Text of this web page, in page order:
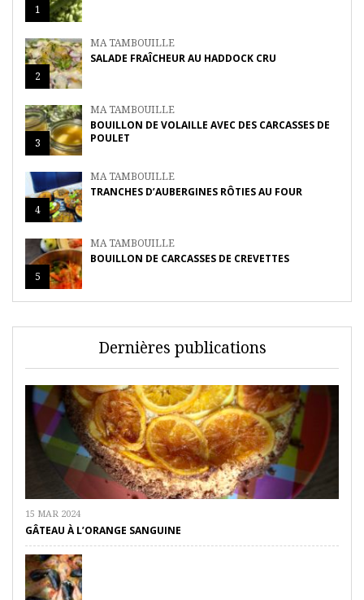
1
2
MA TAMBOUILLE
SALADE FRAÎCHEUR AU HADDOCK CRU
3
MA TAMBOUILLE
BOUILLON DE VOLAILLE AVEC DES CARCASSES DE
POULET
4
MA TAMBOUILLE
TRANCHES D’AUBERGINES RÔTIES AU FOUR
5
MA TAMBOUILLE
BOUILLON DE CARCASSES DE CREVETTES
Dernières publications
15 MAR 2024
GÂTEAU À L’ORANGE SANGUINE